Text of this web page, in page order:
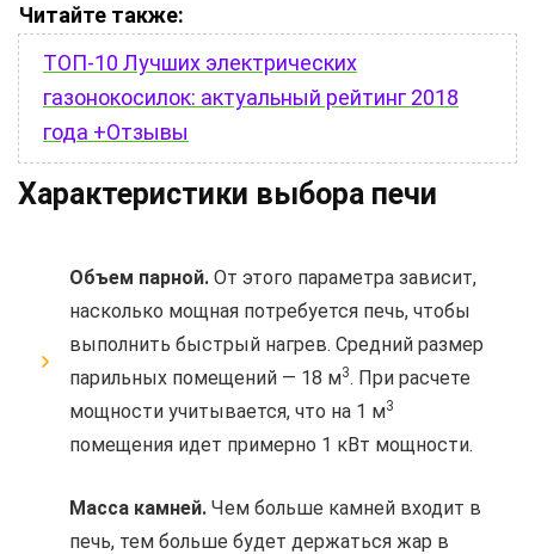
Читайте также:
ТОП-10 Лучших электрических
газонокосилок: актуальный рейтинг 2018
года +Отзывы
Характеристики выбора печи
Объем парной. От этого параметра зависит,
насколько мощная потребуется печь, чтобы
выполнить быстрый нагрев. Средний размер
парильных помещений — 18 м3. При расчете
мощности учитывается, что на 1 м3
помещения идет примерно 1 кВт мощности.
Масса камней. Чем больше камней входит в
печь, тем больше будет держаться жар в